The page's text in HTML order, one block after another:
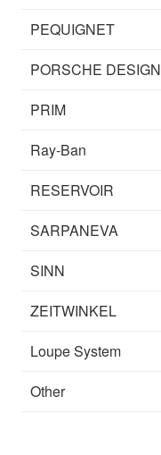
PEQUIGNET
PORSCHE DESIGN
PRIM
Ray-Ban
RESERVOIR
SARPANEVA
SINN
ZEITWINKEL
Loupe System
Other